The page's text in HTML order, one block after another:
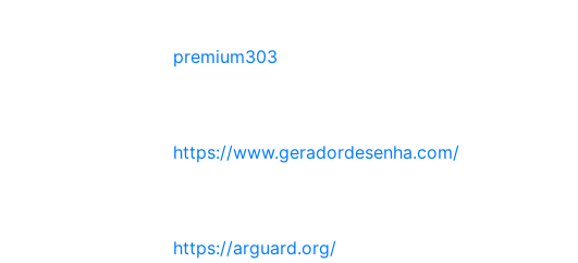
premium303
https://www.geradordesenha.com/
https://arguard.org/